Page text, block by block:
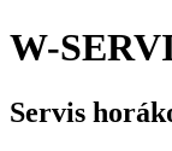
W-
Servis